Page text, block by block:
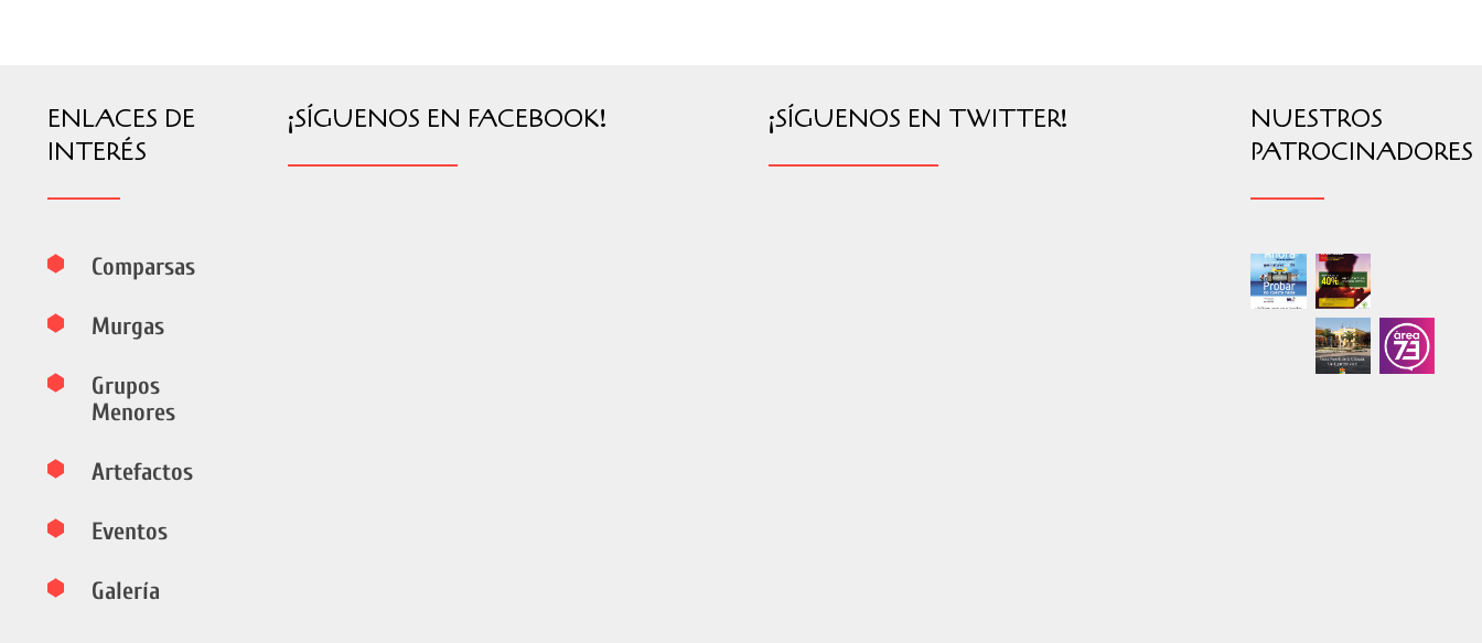
ENLACES DE
INTERÉS
Comparsas
Murgas
Grupos
Menores
Artefactos
Eventos
Galería
¡SÍGUENOS EN FACEBOOK! ¡SÍGUENOS EN TWITTER!
NUESTROS
PATROCINADORES